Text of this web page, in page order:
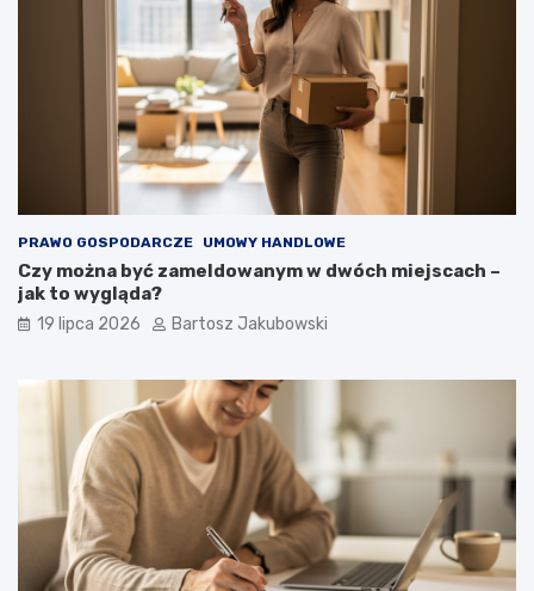
PRAWO GOSPODARCZE UMOWY HANDLOWE
Czy można być zameldowanym w dwóch miejscach –
jak to wygląda?
19 lipca 2026 Bartosz Jakubowski